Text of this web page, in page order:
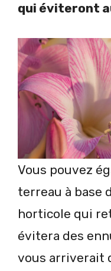
qui éviteront
Vous pouvez
terreau à base
horticole qui
évitera des
vous arriverait